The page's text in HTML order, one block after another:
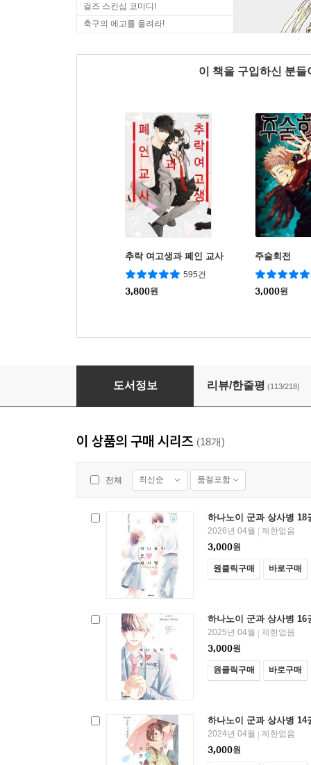
걸즈 스킨십 코미디!
축구의 에고를 울려라!
이 책을 구입하신 분
추락 여고생과 폐인 교사
595건
3,800원
주술회전
3,000원
하나노이 군과 상사병 06권
도서정보 리뷰/한줄평 (113/218)
이 상품의 구매 시리즈 (18개)
전체 최신순 품절포함
하나노이 군과 상사병 18
2026년 04월 | 제한없음
3,000원
원클릭구매 바로구매
하나노이 군과 상사병 16
2025년 04월 | 제한없음
3,000원
원클릭구매 바로구매
하나노이 군과 상사병 14
2024년 04월 | 제한없음
3,000원